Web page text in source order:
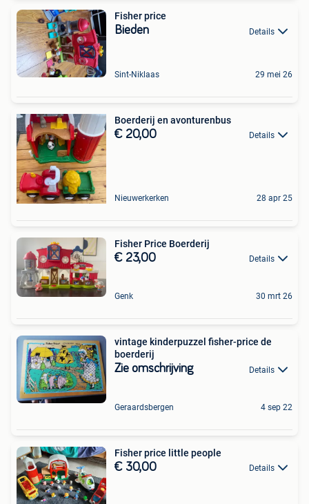
Fisher price
Bieden Details
Sint-Niklaas 29 mei 26
Boerderij en avonturenbus
€ 20,00 Details
Nieuwerkerken 28 apr 25
Fisher Price Boerderij
€ 23,00 Details
Genk 30 mrt 26
vintage kinderpuzzel fisher-price de
boerderij
Zie omschrijving Details
Geraardsbergen 4 sep 22
Fisher price little people
€ 30,00 Details